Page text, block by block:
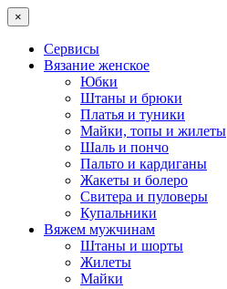
×
Сервисы
Вязание женское
Юбки
Штаны и брюки
Платья и туники
Майки, топы и жилеты
Шаль и пончо
Пальто и кардиганы
Жакеты и болеро
Свитера и пуловеры
Купальники
Вяжем мужчинам
Штаны и шорты
Жилеты
Майки